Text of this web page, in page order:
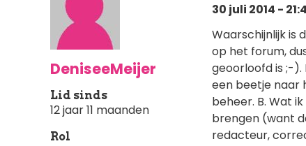
DeniseeMeijer
Lid sinds
12 jaar 11 maanden
Rol
30 juli 2014 -
Waarschijnlijk is
op het forum,
geoorloofd is ;-).
een beetje naar
beheer. B. Wat
brengen (want
redacteur,